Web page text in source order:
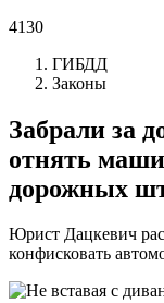
4130
ГИБДД
Законы
Забрали за
отнять
дорожных
Юрист Дацкевич
конфисковать